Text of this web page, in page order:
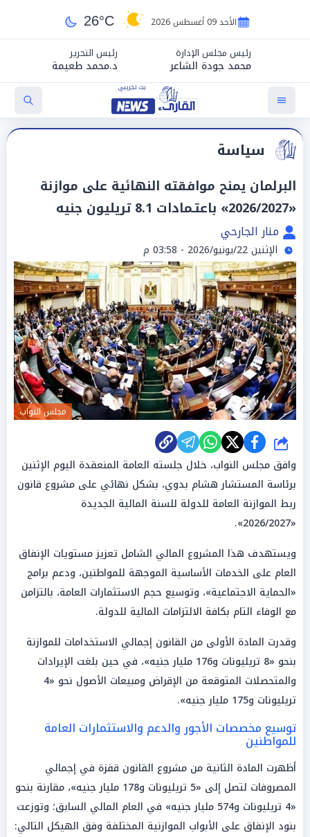
الأحد 09 أغسطس 2026 26°C
رئيس مجلس الإدارة
محمد جودة الشاعر
رئيس التحرير
د.محمد طعيمة
سياسة
البرلمان يمنح موافقته النهائية على موازنة
«2026/2027» باعتـمادات 8.1 تريليون جنيه
منار الجارحي
الإثنين 22/يونيو/2026 - 03:58 م
مجلس النواب
شارك
وافق مجلس النواب، خلال جلسته العامة المنعقدة اليوم الإثنين
برئاسة المستشار هشام بدوي، بشكل نهائي على مشروع قانون
ربط الموازنة العامة للدولة للسنة المالية الجديدة
«2026/2027».
ويستهدف هذا المشروع المالي الشامل تعزيز مستويات الإنفاق
العام على الخدمات الأساسية الموجهة للمواطنين، ودعم برامج
«الحماية الاجتماعية»، وتوسيع حجم الاستثمارات العامة، بالتزامن
مع الوفاء التام بكافة الالتزامات المالية للدولة.
وقدرت المادة الأولى من القانون إجمالي الاستخدامات للموازنة
بنحو «8 تريليونات و176 مليار جنيه»، في حين بلغت الإيرادات
والمتحصلات المتوقعة من الإقراض ومبيعات الأصول نحو «4
تريليونات و175 مليار جنيه».
توسيع مخصصات الأجور والدعم والاستثمارات العامة
للمواطنين
أظهرت المادة الثانية من مشروع القانون قفزة في إجمالي
المصروفات لتصل إلى «5 تريليونات و178 مليار جنيه»، مقارنة بنحو
«4 تريليونات و574 مليار جنيه» في العام المالي السابق؛ وتوزعت
بنود الإنفاق على الأبواب الموازنية المختلفة وفق الهيكل التالي: